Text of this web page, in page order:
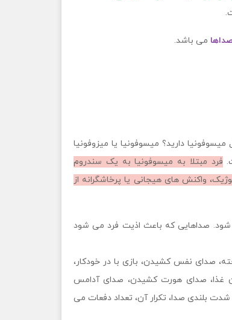
می باشد.
دارید؟ میسوفونیا یا میزوفونیا
فرد مبتلا به میسوفونیا به یک سندروم
واکنش های هیجانی یا پرخاشگرانه از
شود. صداهایی که باعث اذیت فرد می شود
صدای نفس کشیدن، بازی با در خودکار،
غذا، صدای هورت کشیدن، صدای آدامس
بلندی صدا، تکرار آن، تعداد دفعات می